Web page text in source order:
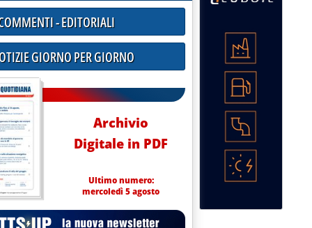
per 500mila auto elettriche a fine decennio
alle 15.26.
- EDITORIALI
GIORNO PER GIORNO
Archivio
Digitale in PDF
Ultimo numero:
mercoledì 5 agosto